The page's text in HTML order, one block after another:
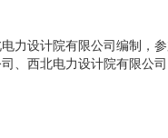
力设计院有限公司编制，
、西北电力设计院有限公